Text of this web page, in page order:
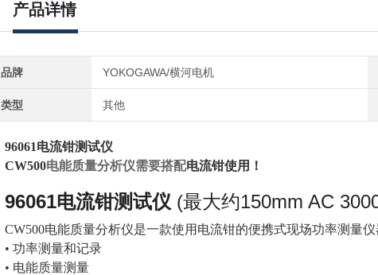
产品详情
品牌 YOKOGAWA/横河电机
类型 其他
96061电流钳测试仪
CW500电能质量分析仪需要搭配电流钳使用！
96061电流钳测试仪 (最大约150mm AC
CW500电能质量分析仪是一款使用电流钳的便携式现场功率测量
• 功率测量和记录
• 电能质量测量